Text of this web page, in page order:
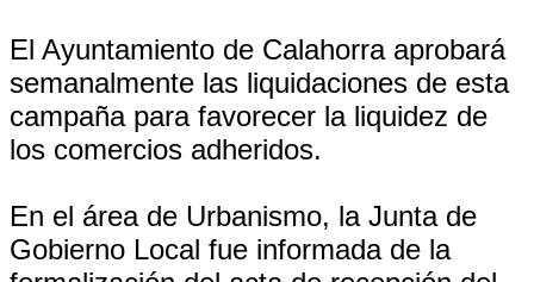
El Ayuntamiento de Calahorra aprobará
semanalmente las liquidaciones de esta
campaña para favorecer la liquidez de
los comercios adheridos.
En el área de Urbanismo, la Junta de
Gobierno Local fue informada de la